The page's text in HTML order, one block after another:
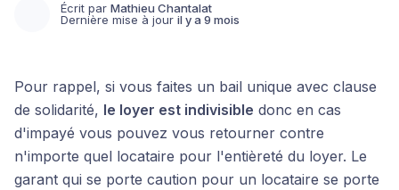
Écrit par Mathieu Chantalat
Dernière mise à jour il y a 9 mois
Pour rappel, si vous faites un bail unique avec clause
de solidarité, le loyer est indivisible donc en cas
d'impayé vous pouvez vous retourner contre
n'importe quel locataire pour l'entièreté du loyer. Le
garant qui se porte caution pour un locataire se porte